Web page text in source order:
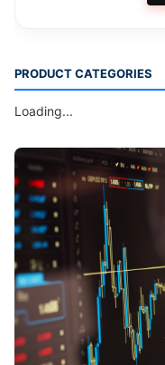
PRODUCT CATEGORIES
Loading...